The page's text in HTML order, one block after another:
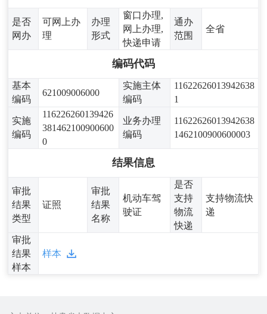
是否
网办
可网上办
理
办理
形式
窗口办理,
网上办理,
快递申请
通办
范围
全省
编码代码
基本
编码
621009006000
实施主体
编码
11622626013942638
1
实施
编码
116226260139426
381462100900600
0
业务办理
编码
11622626013942638
1462100900600003
结果信息
审批
结果
类型
证照
审批
结果
名称
机动车驾
驶证
是否
支持
物流
快递
支持物流快
递
审批
结果
样本
样本